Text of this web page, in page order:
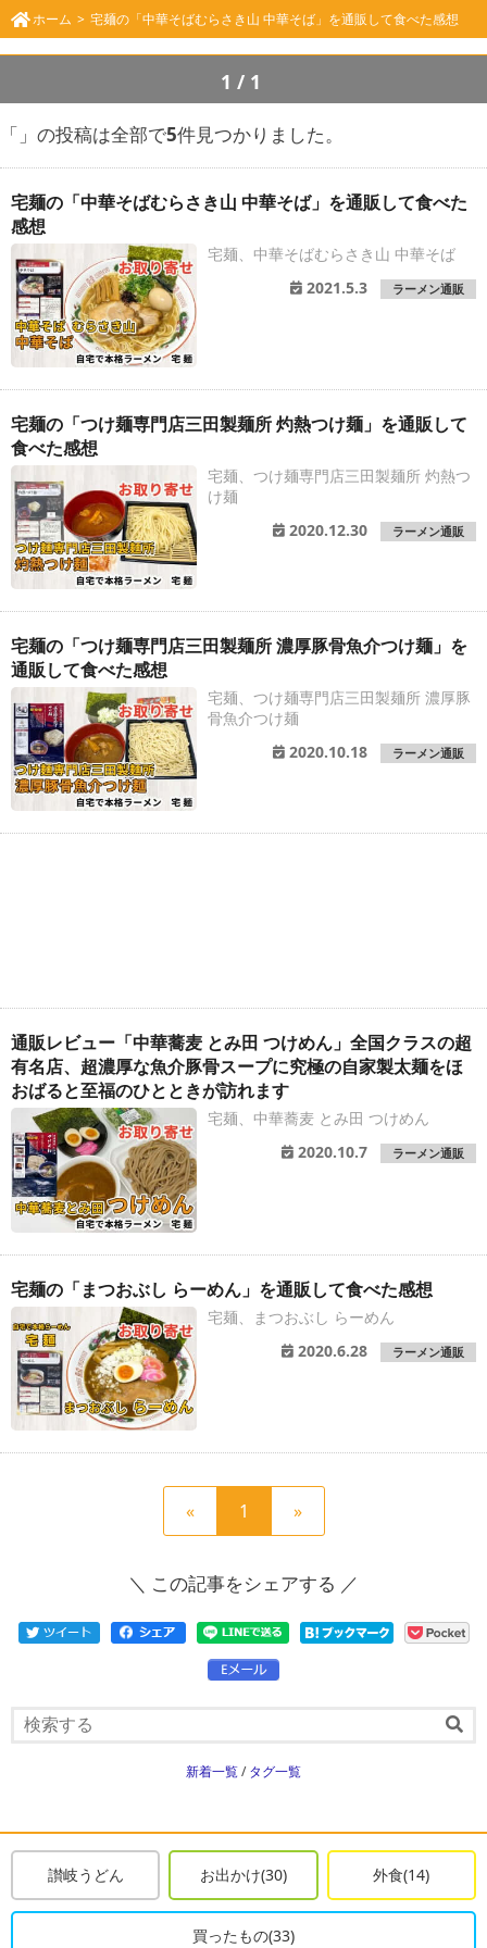
ホーム 宅麺の「中華そばむらさき山 中華そば」を通販して食べた感想
1/1
「 」の投稿は全部で5件見つかりました。
宅麺の「中華そばむらさき山 中華そば」を通販して食べた
感想
宅麺、中華そばむらさき山 中華そば
2021.5.3
ラーメン通販
宅麺の「つけ麺専門店三田製麺所 灼熱つけ麺」を通販して
食べた感想
宅麺、つけ麺専門店三田製麺所 灼熱つ
け麺
2020.12.30
ラーメン通販
宅麺の「つけ麺専門店三田製麺所 濃厚豚骨魚介つけ麺」を
通販して食べた感想
宅麺、つけ麺専門店三田製麺所 濃厚豚
骨魚介つけ麺
2020.10.18
ラーメン通販
通販レビュー「中華蕎麦 とみ田 つけめん」全国クラスの超
有名店、超濃厚な魚介豚骨スープに究極の自家製太麺をほ
おばると至福のひとときが訪れます
宅麺、中華蕎麦 とみ田 つけめん
2020.10.7
ラーメン通販
宅麺の「まつおぶし らーめん」を通販して食べた感想
宅麺、まつおぶし らーめん
2020.6.28
ラーメン通販
«前
の
ー
へ
1
在
ペ
ジ
»次
の
ー
へ
＼ この記事をシェアする ／
新着一覧/タグ一覧
讃岐うどん お出かけ(30) 外食(14)
買ったもの(33)